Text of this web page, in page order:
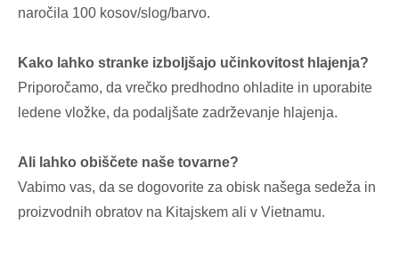
naročila 100 kosov/slog/barvo.
Kako lahko stranke izboljšajo učinkovitost hlajenja?
Priporočamo, da vrečko predhodno ohladite in uporabite
ledene vložke, da podaljšate zadrževanje hlajenja.
Ali lahko obiščete naše tovarne?
Vabimo vas, da se dogovorite za obisk našega sedeža in
proizvodnih obratov na Kitajskem ali v Vietnamu.